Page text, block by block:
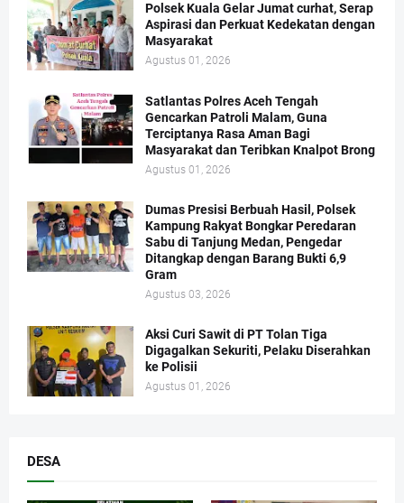
Polsek Kuala Gelar Jumat curhat, Serap
Aspirasi dan Perkuat Kedekatan dengan
Masyarakat
Agustus 01, 2026
Satlantas Polres Aceh Tengah
Gencarkan Patroli Malam, Guna
Terciptanya Rasa Aman Bagi
Masyarakat dan Teribkan Knalpot Brong
Agustus 01, 2026
Dumas Presisi Berbuah Hasil, Polsek
Kampung Rakyat Bongkar Peredaran
Sabu di Tanjung Medan, Pengedar
Ditangkap dengan Barang Bukti 6,9
Gram
Agustus 03, 2026
Aksi Curi Sawit di PT Tolan Tiga
Digagalkan Sekuriti, Pelaku Diserahkan
ke Polisii
Agustus 01, 2026
DESA